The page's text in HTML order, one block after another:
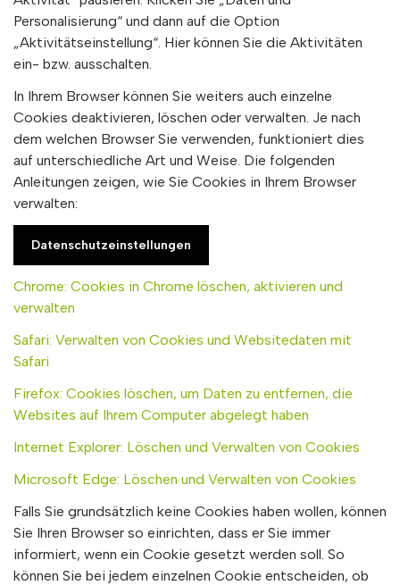
Personalisierung“ und dann auf die Option
„Aktivitätseinstellung“. Hier können Sie die Aktivitäten
ein- bzw. ausschalten.
In Ihrem Browser können Sie weiters auch einzelne
Cookies deaktivieren, löschen oder verwalten. Je nach
dem welchen Browser Sie verwenden, funktioniert dies
auf unterschiedliche Art und Weise. Die folgenden
Anleitungen zeigen, wie Sie Cookies in Ihrem Browser
verwalten:
Datenschutzeinstellungen
Chrome: Cookies in Chrome löschen, aktivieren und
verwalten
Safari: Verwalten von Cookies und Websitedaten mit
Safari
Firefox: Cookies löschen, um Daten zu entfernen, die
Websites auf Ihrem Computer abgelegt haben
Internet Explorer: Löschen und Verwalten von Cookies
Microsoft Edge: Löschen und Verwalten von Cookies
Falls Sie grundsätzlich keine Cookies haben wollen, können
Sie Ihren Browser so einrichten, dass er Sie immer
informiert, wenn ein Cookie gesetzt werden soll. So
können Sie bei jedem einzelnen Cookie entscheiden, ob